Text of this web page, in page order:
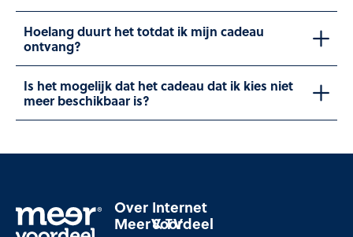
Hoelang duurt het totdat ik mijn cadeau
ontvang?
Is het mogelijk dat het cadeau dat ik kies niet
meer beschikbaar is?
Over
MeerVoordeel
Internet
& TV